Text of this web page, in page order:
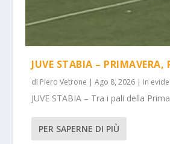
JUVE STABIA – PRIMAVERA,
di Piero Vetrone |Ago 8, 2026 | In
JUVE STABIA – Tra i pali della
PER SAPERNE DI PIÙ